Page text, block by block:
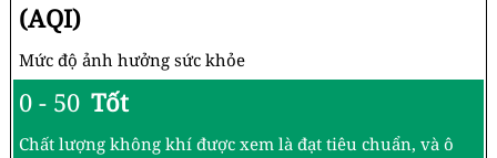
(AQI)
Mức độ ảnh hưởng sức khỏe
0 - 50 Tốt
Chất lượng không khí được xem là đạt tiêu chuẩn, và ô